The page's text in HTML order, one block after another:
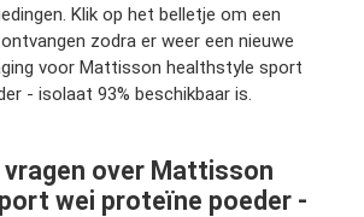
Klik op het belletje om een
zodra er weer een nieuwe
voor Mattisson healthstyle sport
- isolaat 93% beschikbaar is.
over Mattisson
wei proteïne poeder -